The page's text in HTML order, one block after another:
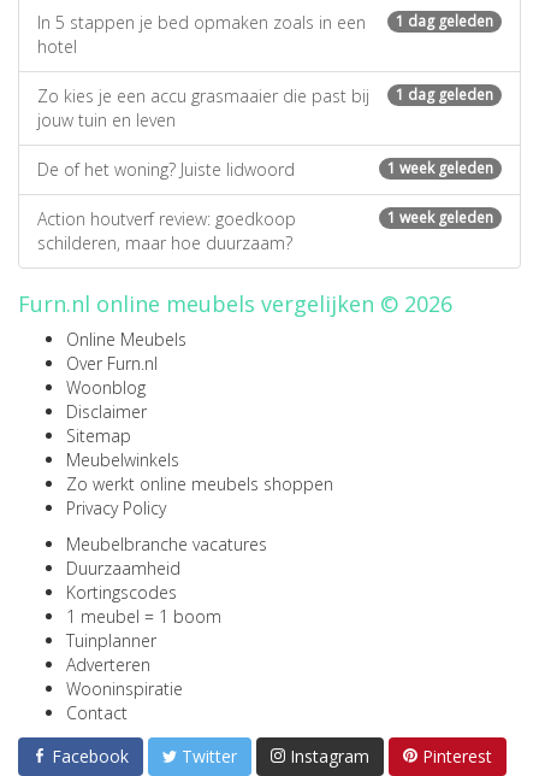
1 dag geleden
In 5 stappen je bed opmaken zoals in een
hotel
1 dag geleden
Zo kies je een accu grasmaaier die past bij
jouw tuin en leven
1 week geleden
De of het woning? Juiste lidwoord
1 week geleden
Action houtverf review: goedkoop
schilderen, maar hoe duurzaam?
Furn.nl online meubels vergelijken © 2026
Online Meubels
Over Furn.nl
Woonblog
Disclaimer
Sitemap
Meubelwinkels
Zo werkt online meubels shoppen
Privacy Policy
Meubelbranche vacatures
Duurzaamheid
Kortingscodes
1 meubel = 1 boom
Tuinplanner
Adverteren
Wooninspiratie
Contact
Facebook
Twitter Instagram Pinterest